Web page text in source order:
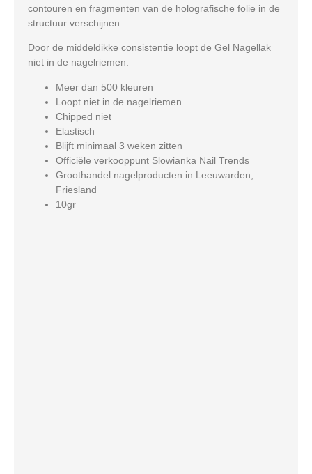
contouren en fragmenten van de holografische folie in de
structuur verschijnen.
Door de middeldikke consistentie loopt de Gel Nagellak
niet in de nagelriemen.
Meer dan 500 kleuren
Loopt niet in de nagelriemen
Chipped niet
Elastisch
Blijft minimaal 3 weken zitten
Officiële verkooppunt Slowianka Nail Trends
Groothandel nagelproducten in Leeuwarden,
Friesland
10gr